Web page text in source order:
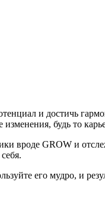
и достичь
будь то
вроде GROW и
его мудро, и